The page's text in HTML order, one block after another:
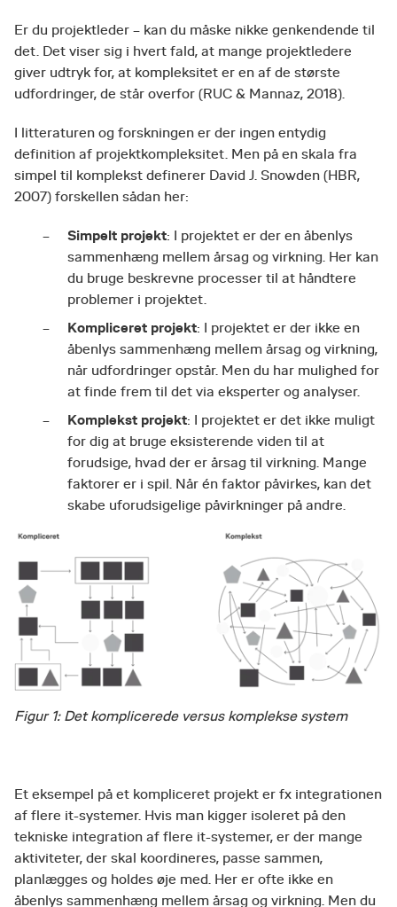
Er du projektleder – kan du måske nikke genkendende til
det. Det viser sig i hvert fald, at mange projektledere
giver udtryk for, at kompleksitet er en af de største
udfordringer, de står overfor (RUC & Mannaz, 2018).
I litteraturen og forskningen er der ingen entydig
definition af projektkompleksitet. Men på en skala fra
simpel til komplekst definerer David J. Snowden (HBR,
2007) forskellen sådan her:
Simpelt projekt: I projektet er der en åbenlys
sammenhæng mellem årsag og virkning. Her kan
du bruge beskrevne processer til at håndtere
problemer i projektet.
Kompliceret projekt: I projektet er der ikke en
åbenlys sammenhæng mellem årsag og virkning,
når udfordringer opstår. Men du har mulighed for
at finde frem til det via eksperter og analyser.
Komplekst projekt: I projektet er det ikke muligt
for dig at bruge eksisterende viden til at
forudsige, hvad der er årsag til virkning. Mange
faktorer er i spil. Når én faktor påvirkes, kan det
skabe uforudsigelige påvirkninger på andre.
Figur 1: Det komplicerede versus komplekse system
Et eksempel på et kompliceret projekt er fx integrationen
af flere it-systemer. Hvis man kigger isoleret på den
tekniske integration af flere it-systemer, er der mange
aktiviteter, der skal koordineres, passe sammen,
planlægges og holdes øje med. Her er ofte ikke en
åbenlys sammenhæng mellem årsag og virkning. Men du